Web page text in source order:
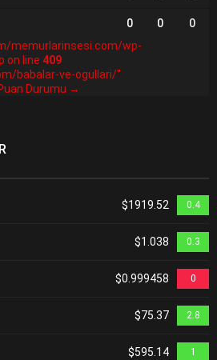
0 0
0
memurlarinsesi.com/wp-
on line 409
babalar-ve-ogullari/"
Durumu →
$1919.52 0.4
$1.038 0.3
$0.999458 0
$75.37 2.8
$595.14 1